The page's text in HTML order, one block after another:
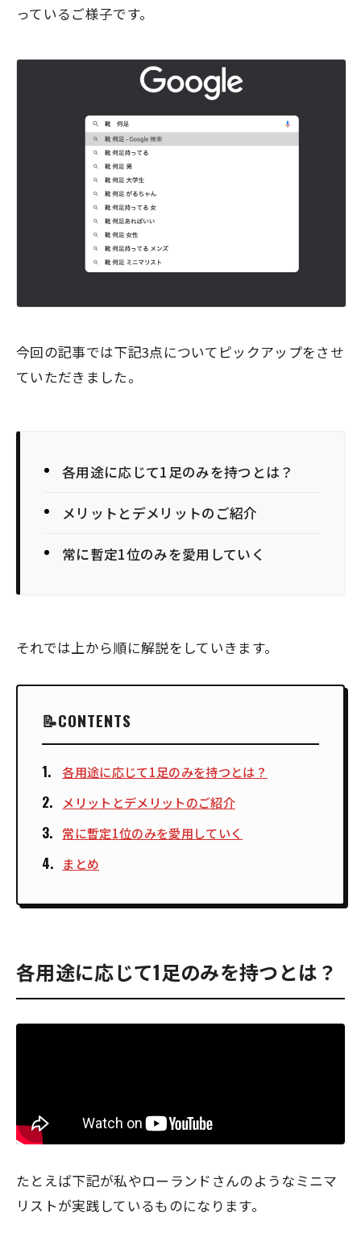
っているご様子です。
今回の記事では下記3点についてピックアップをさせ
ていただきました。
各用途に応じて1足のみを持つとは？
メリットとデメリットのご紹介
常に暫定1位のみを愛用していく
それでは上から順に解説をしていきます。
CONTENTS
各用途に応じて1足のみを持つとは？
メリットとデメリットのご紹介
常に暫定1位のみを愛用していく
まとめ
各用途に応じて1足のみを持つとは？
たとえば下記が私やローランドさんのようなミニマ
リストが実践しているものになります。